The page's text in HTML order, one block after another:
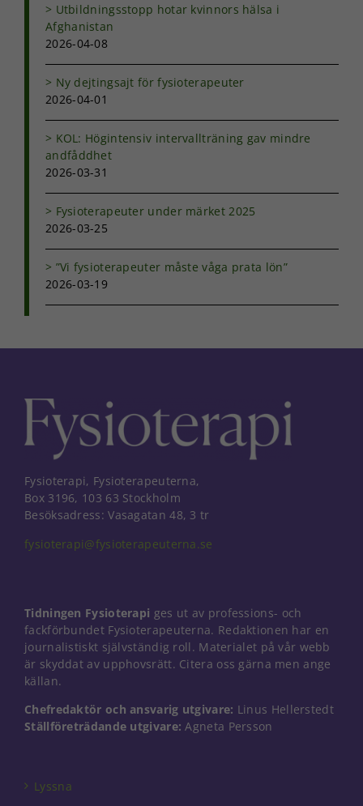
Utbildningsstopp hotar kvinnors hälsa i
Afghanistan
2026-04-08
Ny dejtingsajt för fysioterapeuter
2026-04-01
KOL: Högintensiv intervallträning gav mindre
andfåddhet
2026-03-31
Fysioterapeuter under märket 2025
2026-03-25
”Vi fysioterapeuter måste våga prata lön”
2026-03-19
Fysioterapi, Fysioterapeuterna,
Box 3196, 103 63 Stockholm
Besöksadress: Vasagatan 48, 3 tr
fysioterapi@fysioterapeuterna.se
Tidningen Fysioterapi ges ut av professions- och
fackförbundet Fysioterapeuterna. Redaktionen har en
journalistiskt självständig roll. Materialet på vår webb
är skyddat av upphovsrätt. Citera oss gärna men ange
källan.
Chefredaktör och ansvarig utgivare: Linus Hellerstedt
Ställföreträdande utgivare: Agneta Persson
Lyssna
prestera så
möjligt under
ditt besök.
kommer viss
funktionalitet
hemsidan.
chansen att få se
personligt
anpassat innehåll